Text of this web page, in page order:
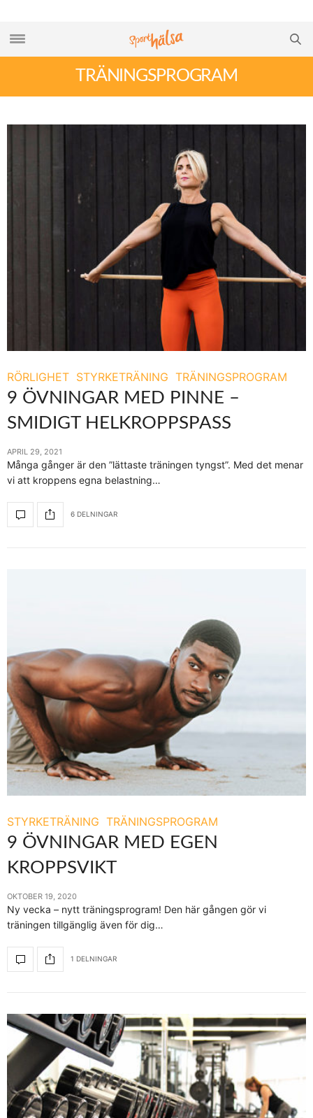
TRÄNINGSPROGRAM
RÖRLIGHET STYRKETRÄNING TRÄNINGSPROGRAM
9 ÖVNINGAR MED PINNE –
SMIDIGT HELKROPPSPASS
APRIL 29, 2021
Många gånger är den ”lättaste träningen tyngst”. Med det menar
vi att kroppens egna belastning…
6 DELNINGAR
STYRKETRÄNING TRÄNINGSPROGRAM
9 ÖVNINGAR MED EGEN
KROPPSVIKT
OKTOBER 19, 2020
Ny vecka – nytt träningsprogram! Den här gången gör vi
träningen tillgänglig även för dig…
1 DELNINGAR